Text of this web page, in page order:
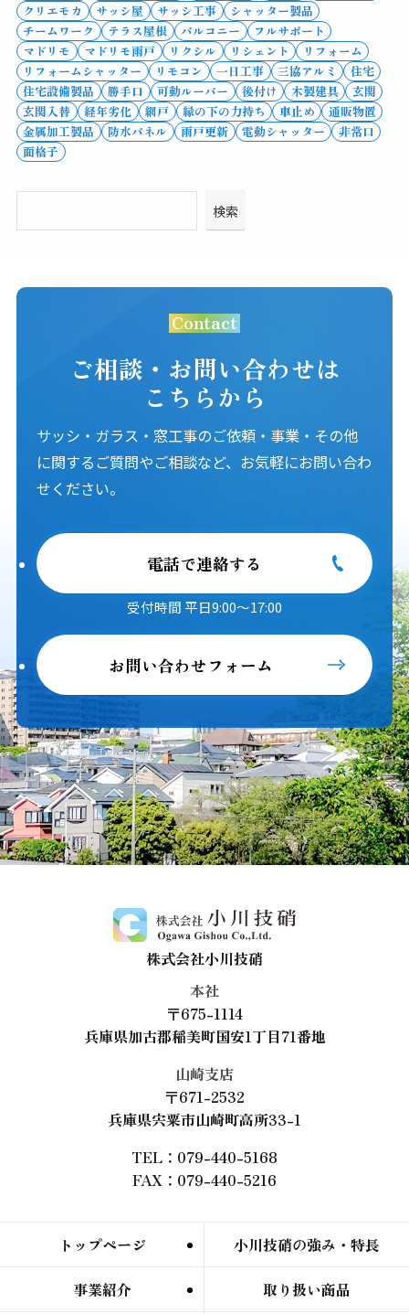
クリエモカ
サッシ屋 サッシ工事
シャッター製品
チームワーク
テラス屋根 バルコニー
フルサポート
マドリモ
マドリモ雨戸 リクシル リシェント
リフォーム
リフォームシャッター
リモコン 一日工事 三協アルミ
住宅
住宅設備製品
勝手口 可動ルーバー 後付け 木製建具
玄関
玄関入替
経年劣化 網戸 縁の下の力持ち 車止め
通販物置
金属加工製品
防水パネル 雨戸更新 電動シャッター
非常口
面格子
検索
Contact
ご相談・お問い合わせは
こちらから
サッシ・ガラス・窓工事のご依頼・事業・その他
に関するご質問やご相談など、お気軽にお問い合わ
せください。
電話で連絡する
受付時間 平日9:00～17:00
お問い合わせフォーム
株式会社小川技硝
本社
〒675-1114
兵庫県加古郡稲美町国安1丁目71番地
山崎支店
〒671-2532
兵庫県宍粟市山崎町高所33-1
TEL：079-440-5168
FAX：079-440-5216
トップページ 小川技硝の強み・特長
事業紹介 取り扱い商品